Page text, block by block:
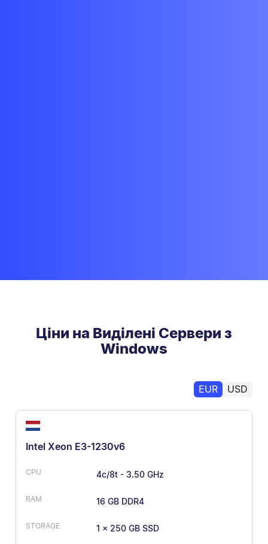
Ціни на Виділені Сервери з
Windows
EUR USD
Intel Xeon E3-1230v6
4c/8t - 3.50 GHz
16 GB DDR4
1 x 250 GB SSD